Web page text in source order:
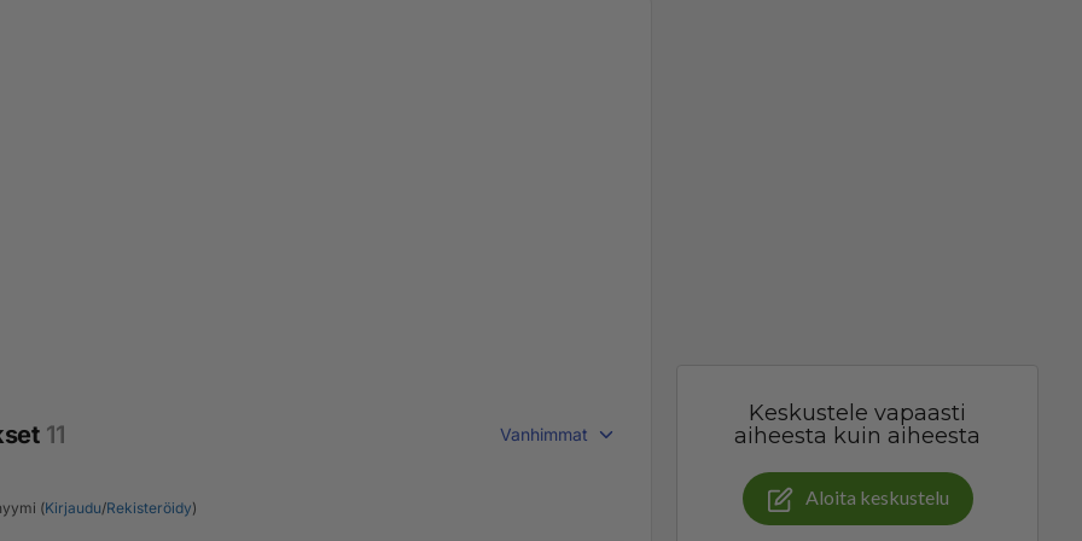
11 Vanhimmat
(Kirjaudu/Rekisteröidy)
Keskustele vapaasti
aiheesta kuin aiheesta
Aloita keskustelu